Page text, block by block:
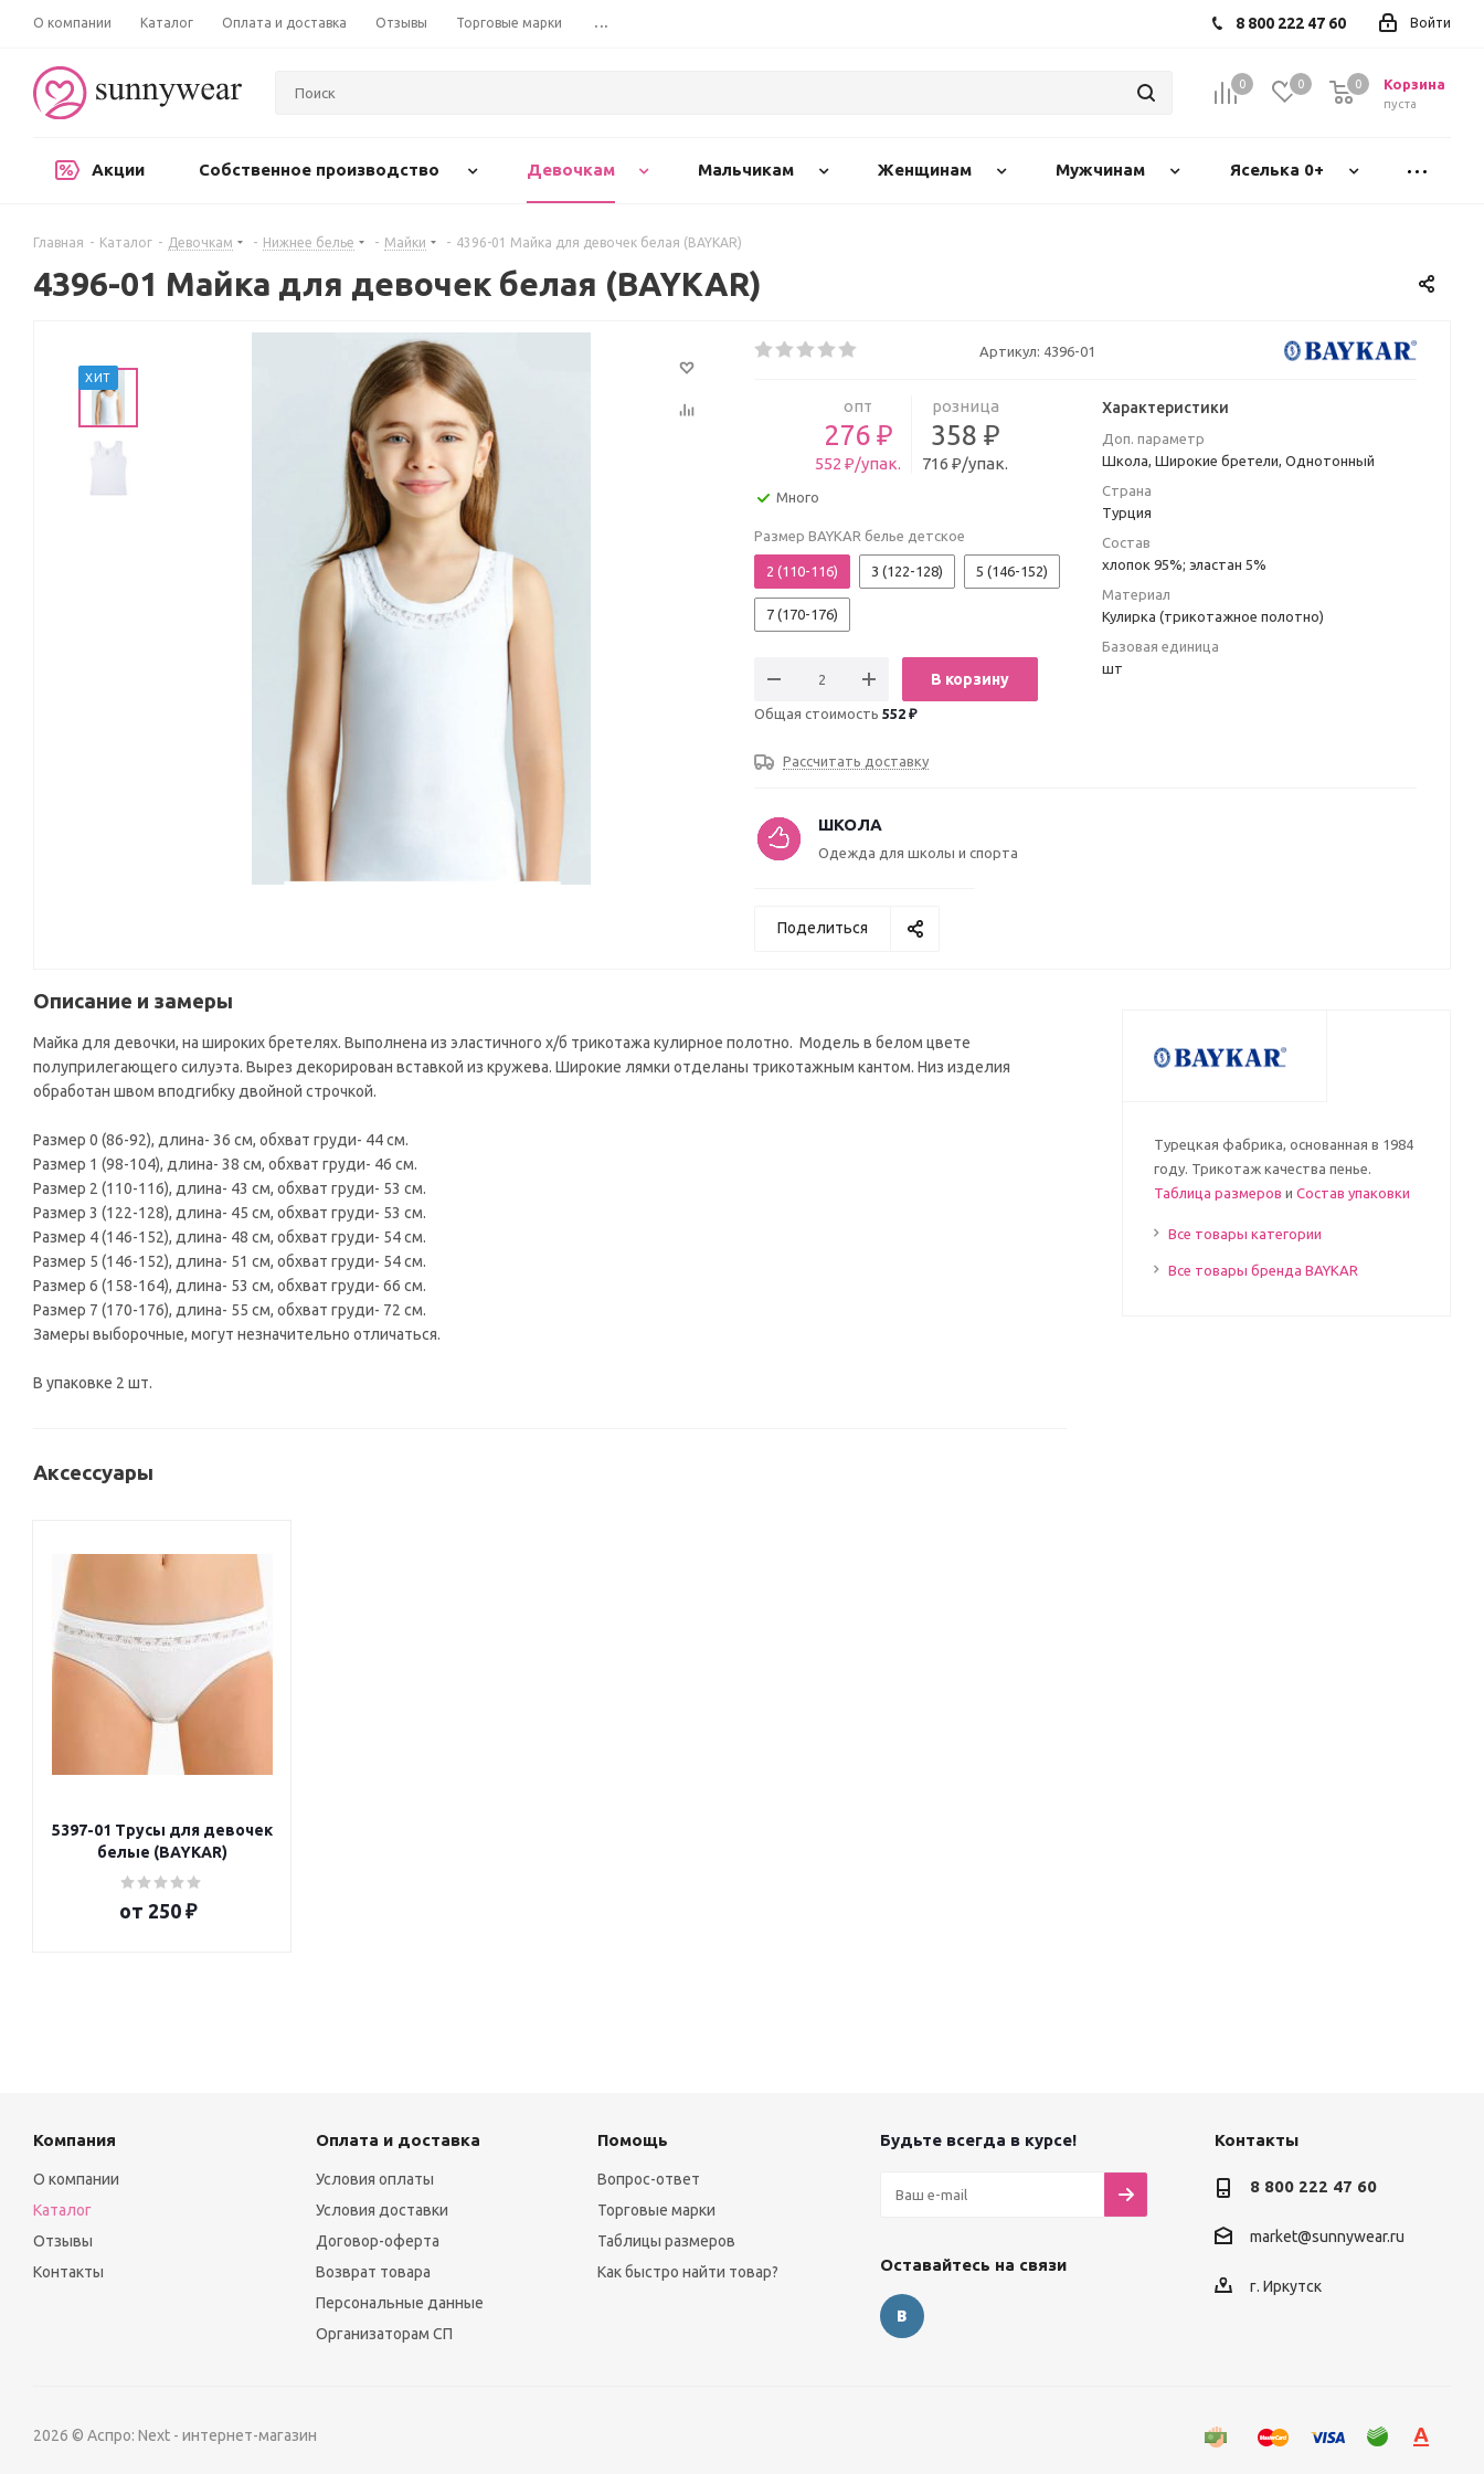
О компании Каталог Оплата и доставка Отзывы Торговые марки ... Войти
8 800 222 47 60
0 0 Корзина
пуста
0
Акции Собственное производство Девочкам Мальчикам Женщинам Мужчинам Яселька 0+
Главная - Каталог - Девочкам - Нижнее белье - Майки - 4396-01 Майка для девочек белая (BAYKAR)
4396-01 Майка для девочек белая (BAYKAR)
ХИТ
Артикул: 4396-01
опт
276 ₽
552 ₽/упак.
розница
358 ₽
716 ₽/упак.
Много
Размер BAYKAR белье детское
2 (110-116) 3 (122-128) 5 (146-152)
7 (170-176)
В корзину
Общая стоимость 552 ₽
Рассчитать доставку
Характеристики
Доп. параметр
Школа, Широкие бретели, Однотонный
Страна
Турция
Состав
хлопок 95%; эластан 5%
Материал
Кулирка (трикотажное полотно)
Базовая единица
шт
ШКОЛА
Одежда для школы и спорта
Поделиться
Описание и замеры
Майка для девочки, на широких бретелях. Выполнена из эластичного х/б трикотажа кулирное полотно. Модель в белом цвете
полуприлегающего силуэта. Вырез декорирован вставкой из кружева. Широкие лямки отделаны трикотажным кантом. Низ изделия
обработан швом вподгибку двойной строчкой.
Размер 0 (86-92), длина- 36 см, обхват груди- 44 см.
Размер 1 (98-104), длина- 38 см, обхват груди- 46 см.
Размер 2 (110-116), длина- 43 см, обхват груди- 53 см.
Размер 3 (122-128), длина- 45 см, обхват груди- 53 см.
Размер 4 (146-152), длина- 48 см, обхват груди- 54 см.
Размер 5 (146-152), длина- 51 см, обхват груди- 54 см.
Размер 6 (158-164), длина- 53 см, обхват груди- 66 см.
Размер 7 (170-176), длина- 55 см, обхват груди- 72 см.
Замеры выборочные, могут незначительно отличаться.
В упаковке 2 шт.
Аксессуары
5397-01 Трусы для девочек
белые (BAYKAR)
от 250 ₽
Турецкая фабрика, основанная в 1984
году. Трикотаж качества пенье.
Таблица размеров и Состав упаковки
Все товары категории
Все товары бренда BAYKAR
Компания
О компании
Каталог
Отзывы
Контакты
Оплата и доставка
Условия оплаты
Условия доставки
Договор-оферта
Возврат товара
Персональные данные
Организаторам СП
Помощь
Вопрос-ответ
Торговые марки
Таблицы размеров
Как быстро найти товар?
Будьте всегда в курсе!
Оставайтесь на связи
Контакты
8 800 222 47 60
market@sunnywear.ru
г. Иркутск
2026 © Аспро: Next - интернет-магазин